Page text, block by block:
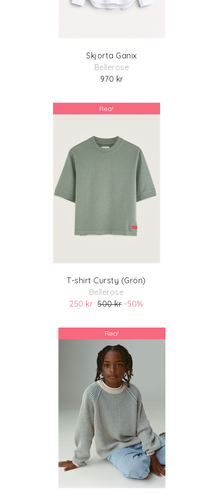
Skjorta Ganix
Bellerose
970 kr
Rea!
T-shirt Cursty (Grön)
Bellerose
250 kr500 kr-50%
Rea!